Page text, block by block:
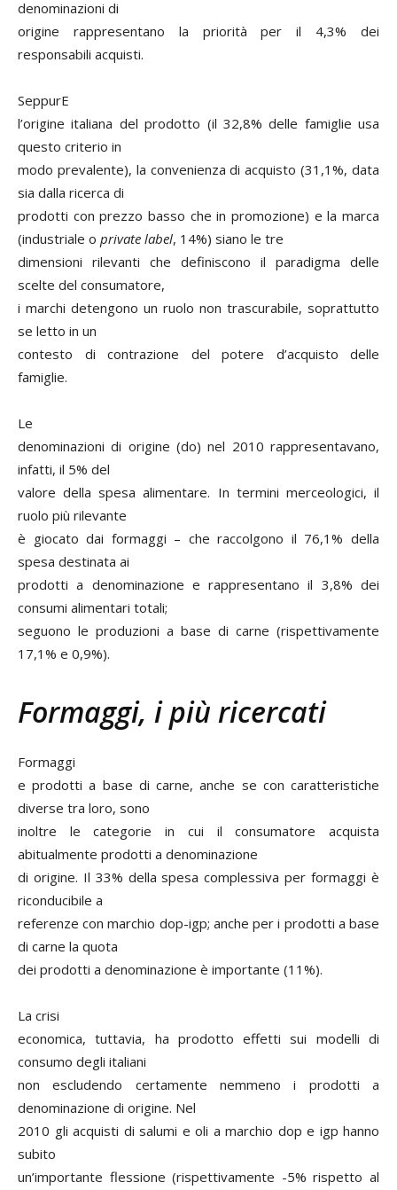
denominazioni di
origine rappresentano la priorità per il 4,3% dei
responsabili acquisti.
SeppurE
l’origine italiana del prodotto (il 32,8% delle famiglie usa
questo criterio in
modo prevalente), la convenienza di acquisto (31,1%, data
sia dalla ricerca di
prodotti con prezzo basso che in promozione) e la marca
(industriale o private label, 14%) siano le tre
dimensioni rilevanti che definiscono il paradigma delle
scelte del consumatore,
i marchi detengono un ruolo non trascurabile, soprattutto
se letto in un
contesto di contrazione del potere d’acquisto delle
famiglie.
Le
denominazioni di origine (do) nel 2010 rappresentavano,
infatti, il 5% del
valore della spesa alimentare. In termini merceologici, il
ruolo più rilevante
è giocato dai formaggi – che raccolgono il 76,1% della
spesa destinata ai
prodotti a denominazione e rappresentano il 3,8% dei
consumi alimentari totali;
seguono le produzioni a base di carne (rispettivamente
17,1% e 0,9%).
Formaggi, i più ricercati
Formaggi
e prodotti a base di carne, anche se con caratteristiche
diverse tra loro, sono
inoltre le categorie in cui il consumatore acquista
abitualmente prodotti a denominazione
di origine. Il 33% della spesa complessiva per formaggi è
riconducibile a
referenze con marchio dop-igp; anche per i prodotti a base
di carne la quota
dei prodotti a denominazione è importante (11%).
La crisi
economica, tuttavia, ha prodotto effetti sui modelli di
consumo degli italiani
non escludendo certamente nemmeno i prodotti a
denominazione di origine. Nel
2010 gli acquisti di salumi e oli a marchio dop e igp hanno
subito
un’importante flessione (rispettivamente -5% rispetto al